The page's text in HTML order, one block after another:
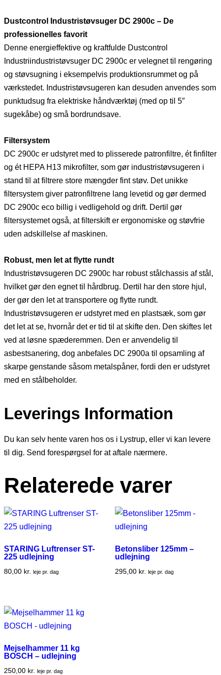
Dustcontrol Industristøvsuger DC 2900c – De
professionelles favorit
Denne energieffektive og kraftfulde Dustcontrol
Industriindustristøvsuger DC 2900c er velegnet til rengøring
og støvsugning i eksempelvis produktionsrummet og på
værkstedet. Industristøvsugeren kan desuden anvendes som
punktudsug fra elektriske håndværktøj (med op til 5″
sugekåbe) og små bordrundsave.
Filtersystem
DC 2900c er udstyret med to plisserede patronfiltre, ét finfilter
og ét HEPA H13 mikrofilter, som gør industristøvsugeren i
stand til at filtrere store mængder fint støv. Det unikke
filtersystem giver patronfiltrene lang levetid og gør dermed
DC 2900c eco billig i vedligehold og drift. Dertil gør
filtersystemet også, at filterskift er ergonomiske og støvfrie
uden adskillelse af maskinen.
Robust, men let at flytte rundt
Industristøvsugeren DC 2900c har robust stålchassis af stål,
hvilket gør den egnet til hårdbrug. Dertil har den store hjul,
der gør den let at transportere og flytte rundt.
Industristøvsugeren er udstyret med en plastsæk, som gør
det let at se, hvornår det er tid til at skifte den. Den skiftes let
ved at løsne spæderemmen. Den er anvendelig til
asbestsanering, dog anbefales DC 2900a til opsamling af
skarpe genstande såsom metalspåner, fordi den er udstyret
med en stålbeholder.
Leverings Information
Du kan selv hente varen hos os i Lystrup, eller vi kan levere
til dig. Send forespørgsel for at aftale nærmere.
Relaterede varer
STARING Luftrenser ST-
225 udlejning
80,00 kr. leje pr. dag
Betonsliber 125mm –
udlejning
295,00 kr. leje pr. dag
Mejselhammer 11 kg
BOSCH – udlejning
250,00 kr. leje pr. dag